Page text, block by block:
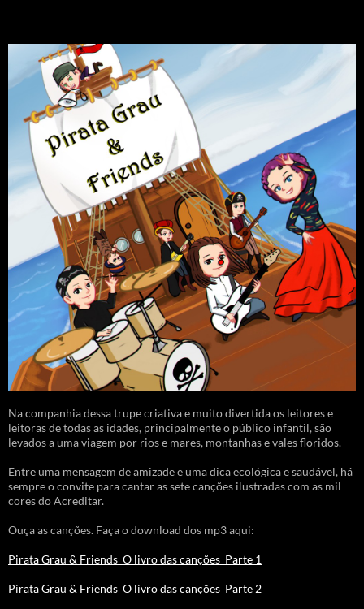
Na companhia dessa trupe criativa e muito divertida os leitores e
leitoras de todas as idades, principalmente o público infantil, são
levados a uma viagem por rios e mares, montanhas e vales floridos.
Entre uma mensagem de amizade e uma dica ecológica e saudável, há
sempre o convite para cantar as sete canções ilustradas com as mil
cores do Acreditar.
Ouça as canções. Faça o download dos mp3 aqui:
Pirata Grau & Friends_O livro das canções_Parte 1
Pirata Grau & Friends_O livro das canções_Parte 2